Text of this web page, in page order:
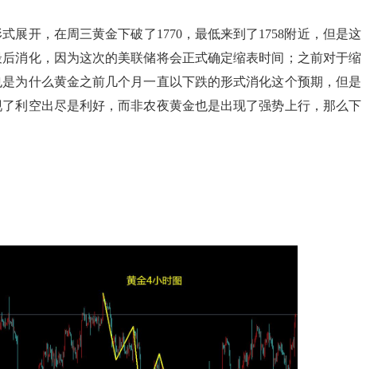
开，在周三黄金下破了1770，最低来到了1758附近，但是这
消化，因为这次的美联储将会正式确定缩表时间；之前对于缩
为什么黄金之前几个月一直以下跌的形式消化这个预期，但是
利空出尽是利好，而非农夜黄金也是出现了强势上行，那么下